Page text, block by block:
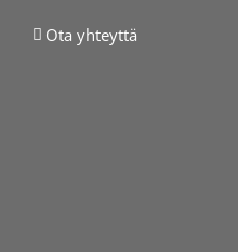
Ota yhteyttä